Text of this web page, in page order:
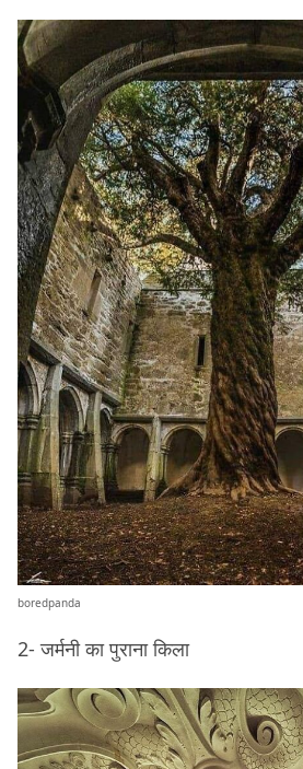
boredpanda
2- जर्मनी का पुराना किला